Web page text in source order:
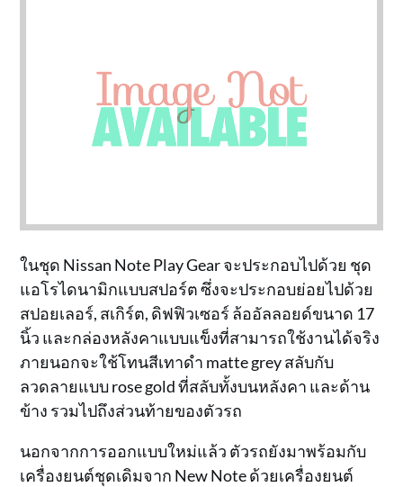
ในชุด Nissan Note Play Gear จะประกอบไปด้วย ชุด
แอโรไดนามิกแบบสปอร์ต ซึ่งจะประกอบย่อยไปด้วย
สปอยเลอร์, สเกิร์ต, ดิฟฟิวเซอร์ ล้ออัลลอยด์ขนาด 17
นิ้ว และกล่องหลังคาแบบแข็งที่สามารถใช้งานได้จริง
ภายนอกจะใช้โทนสีเทาดำ matte grey สลับกับ
ลวดลายแบบ rose gold ที่สลับทั้งบนหลังคา และด้าน
ข้าง รวมไปถึงส่วนท้ายของตัวรถ
นอกจากการออกแบบใหม่แล้ว ตัวรถยังมาพร้อมกับ
เครื่องยนต์ชุดเดิมจาก New Note ด้วยเครื่องยนต์